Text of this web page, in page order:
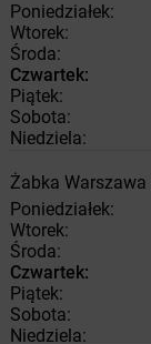
Poniedziałek:
Wtorek:
Środa:
Czwartek:
Piątek:
Sobota:
Niedziela:
Żabka Warszawa
Poniedziałek:
Wtorek:
Środa:
Czwartek:
Piątek:
Sobota:
Niedziela: